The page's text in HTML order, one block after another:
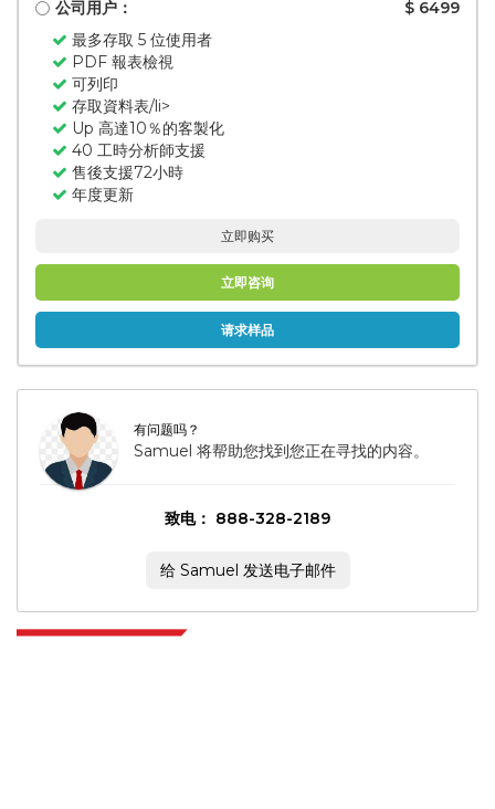
公司用户：
$ 6499
最多存取 5 位使用者
PDF 報表檢視
可列印
存取資料表/li>
Up 高達10％的客製化
40 工時分析師支援
售後支援72小時
年度更新
立即购买
立即咨询
请求样品
有问题吗？
Samuel 将帮助您找到您正在寻找的内容。
致电： 888-328-2189
给 Samuel 发送电子邮件